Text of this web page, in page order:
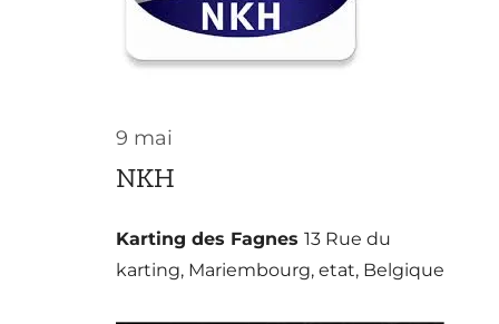
Kart Fun Trophy
Contact
Langues
9 mai
NKH
Karting des Fagnes 13 Rue du
karting, Mariembourg, etat, Belgique